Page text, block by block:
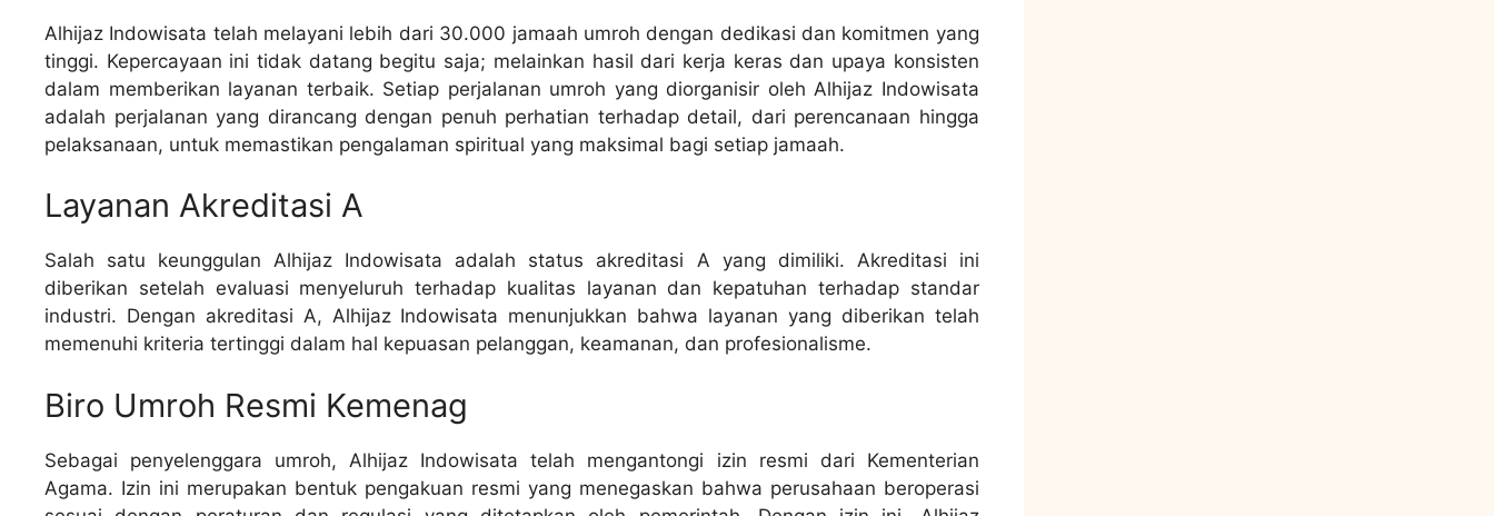
Alhijaz Indowisata telah melayani lebih dari 30.000 jamaah umroh dengan dedikasi dan komitmen yang
tinggi. Kepercayaan ini tidak datang begitu saja; melainkan hasil dari kerja keras dan upaya konsisten
dalam memberikan layanan terbaik. Setiap perjalanan umroh yang diorganisir oleh Alhijaz Indowisata
adalah perjalanan yang dirancang dengan penuh perhatian terhadap detail, dari perencanaan hingga
pelaksanaan, untuk memastikan pengalaman spiritual yang maksimal bagi setiap jamaah.
Layanan Akreditasi A
Salah satu keunggulan Alhijaz Indowisata adalah status akreditasi A yang dimiliki. Akreditasi ini
diberikan setelah evaluasi menyeluruh terhadap kualitas layanan dan kepatuhan terhadap standar
industri. Dengan akreditasi A, Alhijaz Indowisata menunjukkan bahwa layanan yang diberikan telah
memenuhi kriteria tertinggi dalam hal kepuasan pelanggan, keamanan, dan profesionalisme.
Biro Umroh Resmi Kemenag
Sebagai penyelenggara umroh, Alhijaz Indowisata telah mengantongi izin resmi dari Kementerian
Agama. Izin ini merupakan bentuk pengakuan resmi yang menegaskan bahwa perusahaan beroperasi